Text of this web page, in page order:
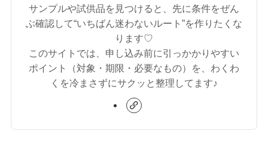
サンプルや試供品を見つけると、先に条件をぜん
ぶ確認して“いちばん迷わないルート”を作りたくな
ります♡
このサイトでは、申し込み前に引っかかりやすい
ポイント（対象・期限・必要なもの）を、わくわ
くを冷まさずにサクッと整理してます♪